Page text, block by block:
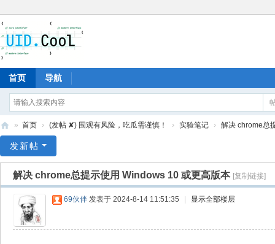
首页 导航
爱
» 首页 › (发帖 ✘) 围观有风险，吃瓜需谨慎！ › 实验笔记 › 解决 chrome总
发新帖
解决 chrome总提示使用 Windows 10 或更高版本 [复制链接]
69伙伴 发表于 2024-8-14 11:51:35 显示全部楼层